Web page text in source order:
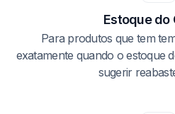
Estoque do
Para produtos que tem
exatamente quando o estoque
sugerir